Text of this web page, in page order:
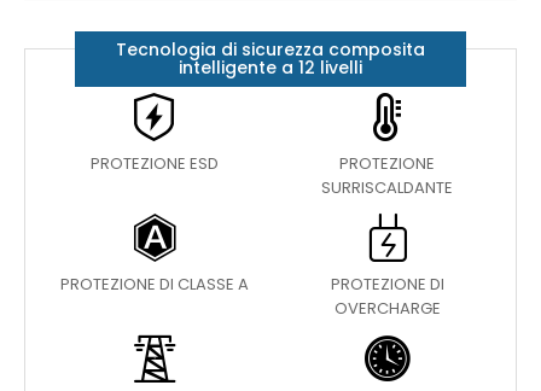
Tecnologia di sicurezza composita
intelligente a 12 livelli
PROTEZIONE ESD
PROTEZIONE
SURRISCALDANTE
PROTEZIONE DI CLASSE A
PROTEZIONE DI
OVERCHARGE